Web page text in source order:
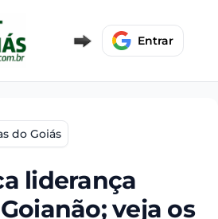
Entrar
do Goiás
liderança
veja os